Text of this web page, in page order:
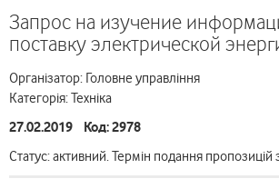
Запрос на изучение
поставку электрической
Організатор: Головне управління
Категорія: Техніка
27.02.2019 Код: 2978
Статус: активний. Термін подання пропозицій